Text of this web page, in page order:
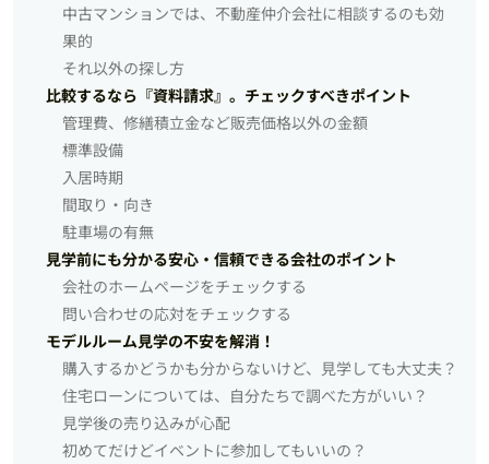
中古マンションでは、不動産仲介会社に相談するのも効
果的
それ以外の探し方
比較するなら『資料請求』。チェックすべきポイント
管理費、修繕積立金など販売価格以外の金額
標準設備
入居時期
間取り・向き
駐車場の有無
見学前にも分かる安心・信頼できる会社のポイント
会社のホームページをチェックする
問い合わせの応対をチェックする
モデルルーム見学の不安を解消！
購入するかどうかも分からないけど、見学しても大丈夫？
住宅ローンについては、自分たちで調べた方がいい？
見学後の売り込みが心配
初めてだけどイベントに参加してもいいの？